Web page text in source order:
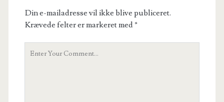
Din e-mailadresse vil ikke blive publiceret.
Krævede felter er markeret med*
Your